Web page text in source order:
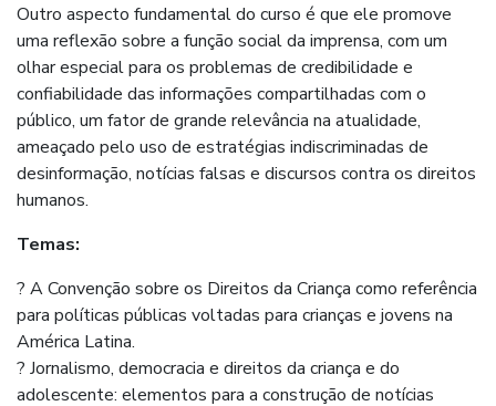
Outro aspecto fundamental do curso é que ele promove
uma reflexão sobre a função social da imprensa, com um
olhar especial para os problemas de credibilidade e
confiabilidade das informações compartilhadas com o
público, um fator de grande relevância na atualidade,
ameaçado pelo uso de estratégias indiscriminadas de
desinformação, notícias falsas e discursos contra os direitos
humanos.
Temas:
? A Convenção sobre os Direitos da Criança como referência
para políticas públicas voltadas para crianças e jovens na
América Latina.
? Jornalismo, democracia e direitos da criança e do
adolescente: elementos para a construção de notícias